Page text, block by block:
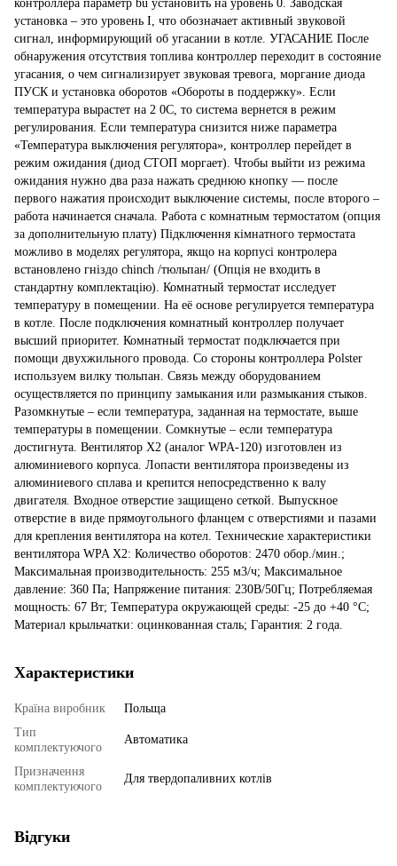
Характеристики
Країна виробник
Польща
Тип
комплектуючого
Автоматика
Призначення
комплектуючого
Для твердопаливних котлів
Відгуки